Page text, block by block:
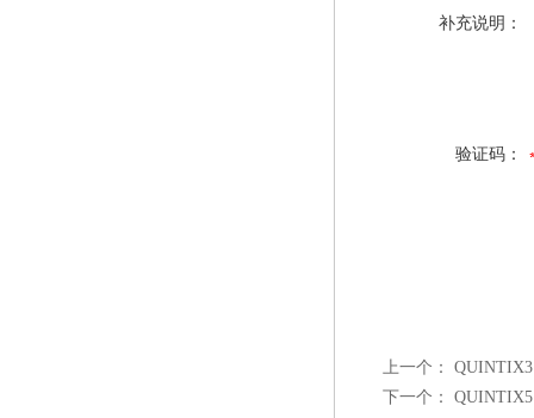
补充说明：
验证码：
上一个：
下一个：